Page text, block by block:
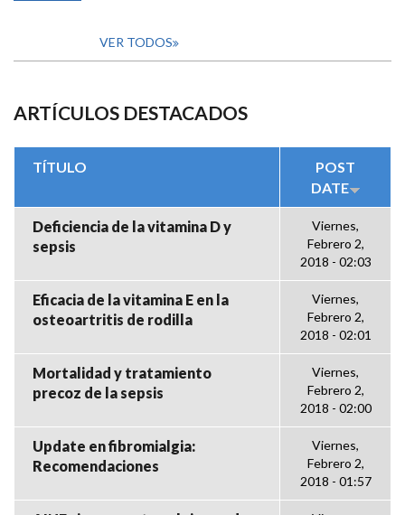
VER TODOS
ARTÍCULOS DESTACADOS
TÍTULO
POST
DATE
Deficiencia de la vitamina D y
sepsis
Viernes,
Febrero 2,
2018 - 02:03
Eficacia de la vitamina E en la
osteoartritis de rodilla
Viernes,
Febrero 2,
2018 - 02:01
Mortalidad y tratamiento
precoz de la sepsis
Viernes,
Febrero 2,
2018 - 02:00
Update en fibromialgia:
Recomendaciones
Viernes,
Febrero 2,
2018 - 01:57